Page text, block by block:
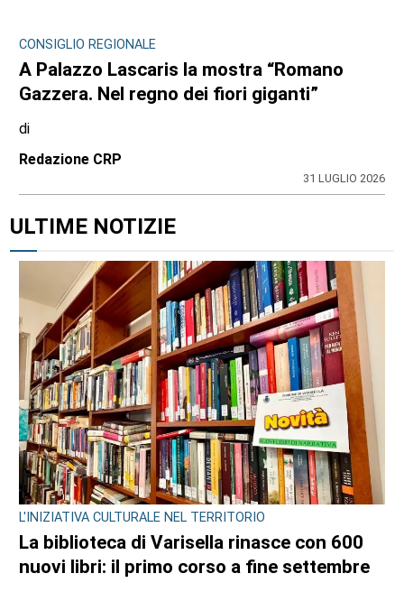
CONSIGLIO REGIONALE
A Palazzo Lascaris la mostra “Romano
Gazzera. Nel regno dei fiori giganti”
di
Redazione CRP
31 LUGLIO 2026
ULTIME NOTIZIE
L'INIZIATIVA CULTURALE NEL TERRITORIO
La biblioteca di Varisella rinasce con 600
nuovi libri: il primo corso a fine settembre